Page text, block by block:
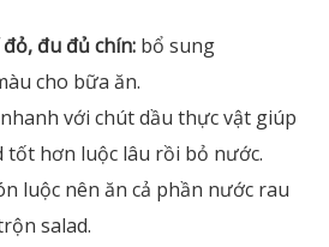
đu đủ chín: bổ sung
cho bữa ăn.
với chút dầu thực vật giúp
hơn luộc lâu rồi bỏ nước.
luộc nên ăn cả phần nước rau
salad.